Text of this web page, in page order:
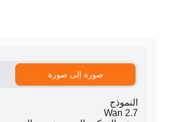
صورة إلى صورة
النموذج
Wan 2.7